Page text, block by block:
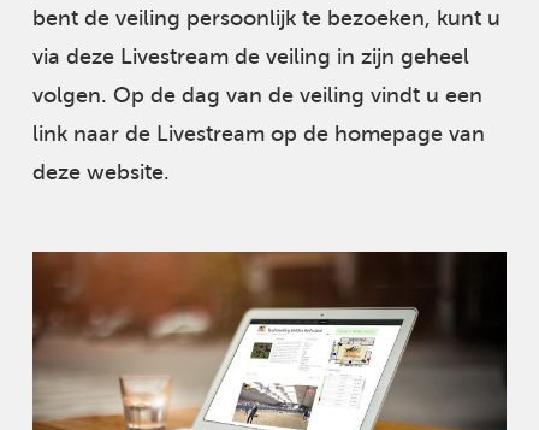
bent de veiling persoonlijk te bezoeken, kunt u
via deze Livestream de veiling in zijn geheel
volgen. Op de dag van de veiling vindt u een
link naar de Livestream op de homepage van
deze website.